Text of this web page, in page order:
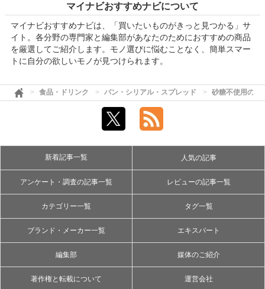
マイナビおすすめナビについて
マイナビおすすめナビは、「買いたいものがきっと見つかる」サ
イト。各分野の専門家と編集部があなたのためにおすすめの商品
を厳選してご紹介します。モノ選びに悩むことなく、簡単スマー
トに自分の欲しいモノが見つけられます。
食品・ドリンク パン・シリアル・スプレッド 砂糖不使用のグ
新着記事一覧 人気の記事
アンケート・調査の記事一覧 レビューの記事一覧
カテゴリー一覧 タグ一覧
ブランド・メーカー一覧 エキスパート
編集部 媒体のご紹介
著作権と転載について 運営会社